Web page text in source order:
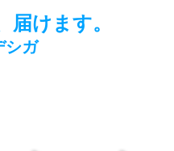
届けます。
シガ